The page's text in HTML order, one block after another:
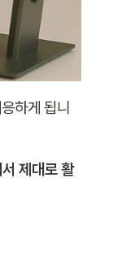
하게 됩니
제대로 활